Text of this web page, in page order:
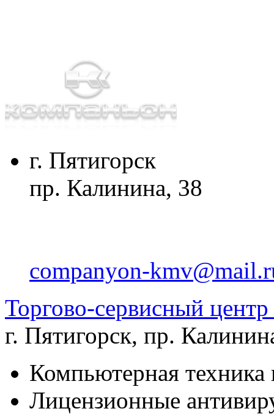
г. Пятигорск
пр. Калинина, 38
companyon-
Торгово-сервисный
г. Пятигорск, пр.
Компьютерная техника
Лицензионные